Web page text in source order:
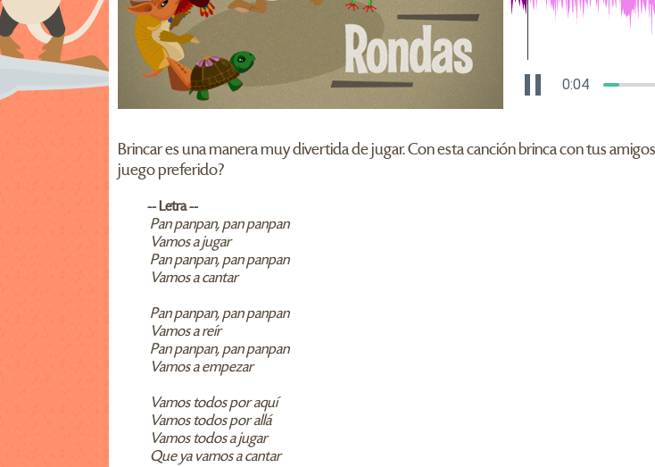
0:04
Brincar es una manera muy divertida de jugar. Con esta canción brinca con tus
juego preferido?
-- Letra --
Pan panpan, pan panpan
Vamos a jugar
Pan panpan, pan panpan
Vamos a cantar
Pan panpan, pan panpan
Vamos a reír
Pan panpan, pan panpan
Vamos a empezar
Vamos todos por aquí
Vamos todos por allá
Vamos todos a jugar
Que ya vamos a cantar